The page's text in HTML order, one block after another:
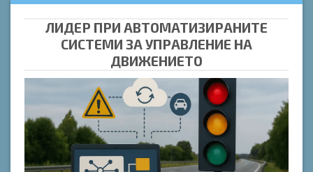
ЛИДЕР ПРИ АВТОМАТИЗИРАНИТЕ
СИСТЕМИ ЗА УПРАВЛЕНИЕ НА
ДВИЖЕНИЕТО